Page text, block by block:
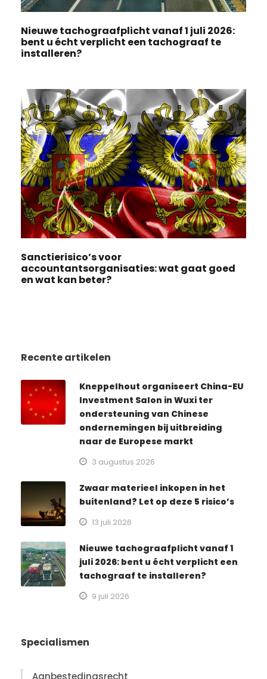
Nieuwe tachograafplicht vanaf 1 juli 2026:
bent u écht verplicht een tachograaf te
installeren?
Sanctierisico’s voor
accountantsorganisaties: wat gaat goed
en wat kan beter?
Recente artikelen
Kneppelhout organiseert China-EU
Investment Salon in Wuxi ter
ondersteuning van Chinese
ondernemingen bij uitbreiding
naar de Europese markt
3 augustus 2026
Zwaar materieel inkopen in het
buitenland? Let op deze 5 risico’s
13 juli 2026
Nieuwe tachograafplicht vanaf 1
juli 2026: bent u écht verplicht een
tachograaf te installeren?
9 juli 2026
Specialismen